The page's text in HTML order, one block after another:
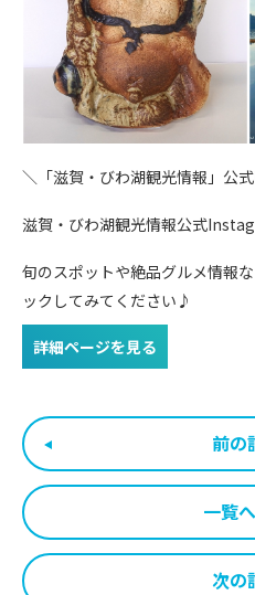
＼「滋賀・びわ湖観光情報」公
滋賀・びわ湖観光情報公式
旬のスポットや絶品グルメ情報
ックしてみてください♪
詳細ページを見る
前の
一覧
次の